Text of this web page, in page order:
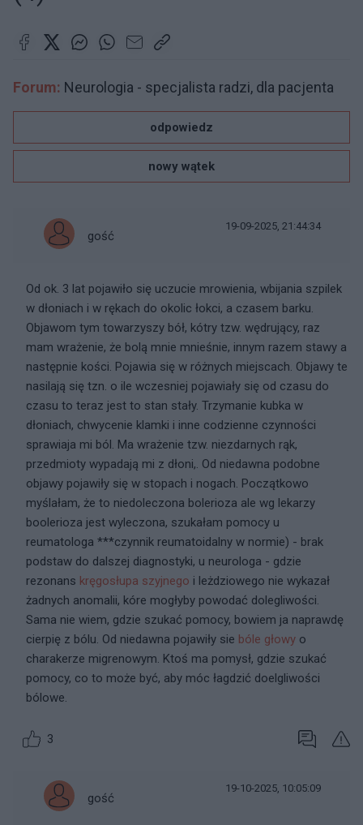
Forum: Neurologia - specjalista radzi, dla pacjenta
odpowiedz
nowy wątek
gość
19-09-2025, 21:44:34
Od ok. 3 lat pojawiło się uczucie mrowienia, wbijania szpilek
w dłoniach i w rękach do okolic łokci, a czasem barku.
Objawom tym towarzyszy bół, kótry tzw. wędrujący, raz
mam wrażenie, że bolą mnie mnieśnie, innym razem stawy a
następnie kości. Pojawia się w różnych miejscach. Objawy te
nasilają się tzn. o ile wczesniej pojawiały się od czasu do
czasu to teraz jest to stan stały. Trzymanie kubka w
dłoniach, chwycenie klamki i inne codzienne czynności
sprawiaja mi ból. Ma wrażenie tzw. niezdarnych rąk,
przedmioty wypadają mi z dłoni,. Od niedawna podobne
objawy pojawiły się w stopach i nogach. Początkowo
myślałam, że to niedoleczona bolerioza ale wg lekarzy
boolerioza jest wyleczona, szukałam pomocy u
reumatologa ***czynnik reumatoidalny w normie) - brak
podstaw do dalszej diagnostyki, u neurologa - gdzie
rezonans kręgosłupa szyjnego i leżdziowego nie wykazał
żadnych anomalii, kóre mogłyby powodać dolegliwości.
Sama nie wiem, gdzie szukać pomocy, bowiem ja naprawdę
cierpię z bólu. Od niedawna pojawiły sie bóle głowy o
charakerze migrenowym. Ktoś ma pomysł, gdzie szukać
pomocy, co to może być, aby móc łagdzić doelgliwości
bólowe.
3
gość
19-10-2025, 10:05:09